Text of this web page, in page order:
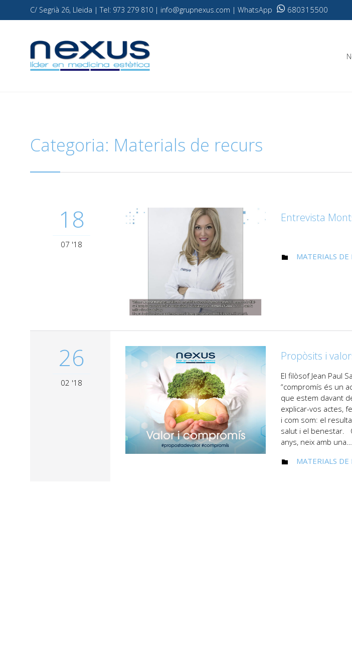
C/ Segrià 26, Lleida | Tel: 973 279 810 | info@grupnexus.com | WhatsApp 680315500
Categoria: Materials de recurs
18
07 '18
Entrevista
 CATEGORY
MATERIALS DE
26
02 '18
Propòsits i
El filòsof Jean Paul
“compromís és un
que estem davant
explicar-vos actes,
i com som: el
salut i el benestar.
anys, neix amb una…
 CATEGORY
MATERIALS DE